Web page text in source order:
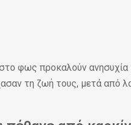
φως προκαλούν ανησυχία
τη ζωή τους, μετά από